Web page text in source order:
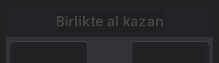
Birlikte al kazan